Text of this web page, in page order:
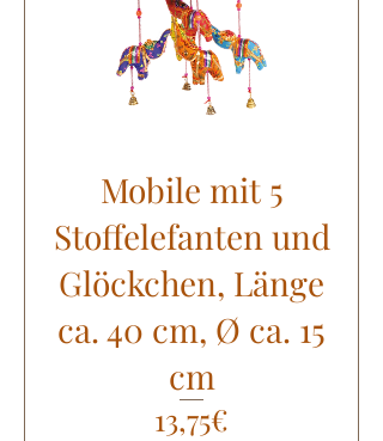
Mobile mit 5
Stoffelefanten und
Glöckchen, Länge
ca. 40 cm, Ø ca. 15
cm
13,75€